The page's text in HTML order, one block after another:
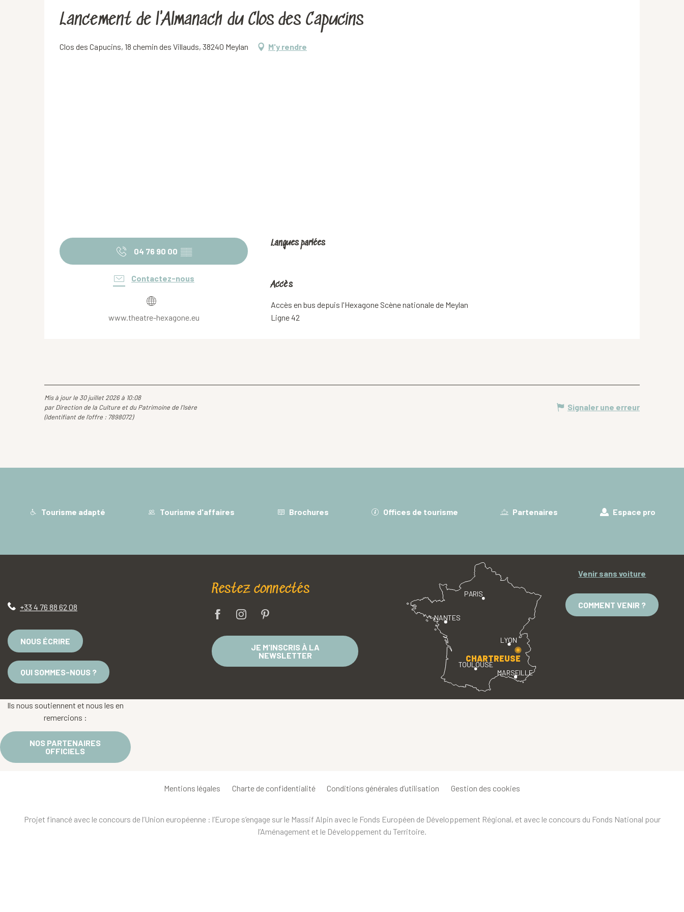
Lancement de l'Almanach du Clos des Capucins
Clos des Capucins, 18 chemin des Villauds, 38240 Meylan M'y rendre
04 76 90 00 ▒▒
Contactez-nous
www.theatre-hexagone.eu
Langues parlées
Langues parlées
Accès
Accès
Accès en bus depuis l'Hexagone Scène nationale de Meylan
Ligne 42
Mis à jour le 30 juillet 2026 à 10:08
par Direction de la Culture et du Patrimoine de l'Isère
(Identifiant de l'offre : 7898072)
Signaler une erreur
Tourisme adapté Tourisme d'affaires Brochures Offices de tourisme Partenaires Espace pro
+33 4 76 88 62 08
NOUS ÉCRIRE
QUI SOMMES-NOUS ?
Restez connectés
JE M'INSCRIS À LA
NEWSLETTER
PARIS
LYON
TOULOUSE
MARSEILLE
NANTES
CHARTREUSE
Venir sans voiture
COMMENT VENIR ?
Ils nous soutiennent et nous les en
remercions :
NOS PARTENAIRES
OFFICIELS
Mentions légales Charte de confidentialité Conditions générales d’utilisation Gestion des cookies
Projet financé avec le concours de l’Union européenne : l’Europe s’engage sur le Massif Alpin avec le Fonds Européen de Développement Régional, et avec le concours du Fonds National pour
l’Aménagement et le Développement du Territoire.